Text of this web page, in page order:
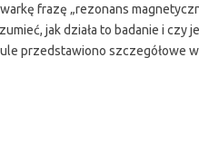
frazę „rezonans
jak działa to badanie i czy
przedstawiono szczegółowe